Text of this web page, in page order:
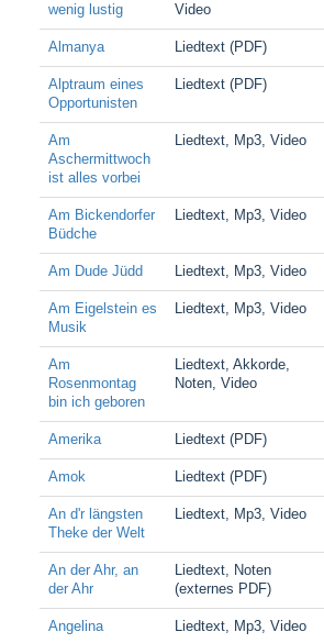
wenig lustig
Video
Almanya Liedtext (PDF)
Alptraum eines
Opportunisten
Liedtext (PDF)
Am
Aschermittwoch
ist alles vorbei
Liedtext, Mp3, Video
Am Bickendorfer
Büdche
Liedtext, Mp3, Video
Am Dude Jüdd Liedtext, Mp3, Video
Am Eigelstein es
Musik
Liedtext, Mp3, Video
Am
Rosenmontag
bin ich geboren
Liedtext, Akkorde,
Noten, Video
Amerika Liedtext (PDF)
Amok Liedtext (PDF)
An d'r längsten
Theke der Welt
Liedtext, Mp3, Video
An der Ahr, an
der Ahr
Liedtext, Noten
(externes PDF)
Angelina Liedtext, Mp3, Video